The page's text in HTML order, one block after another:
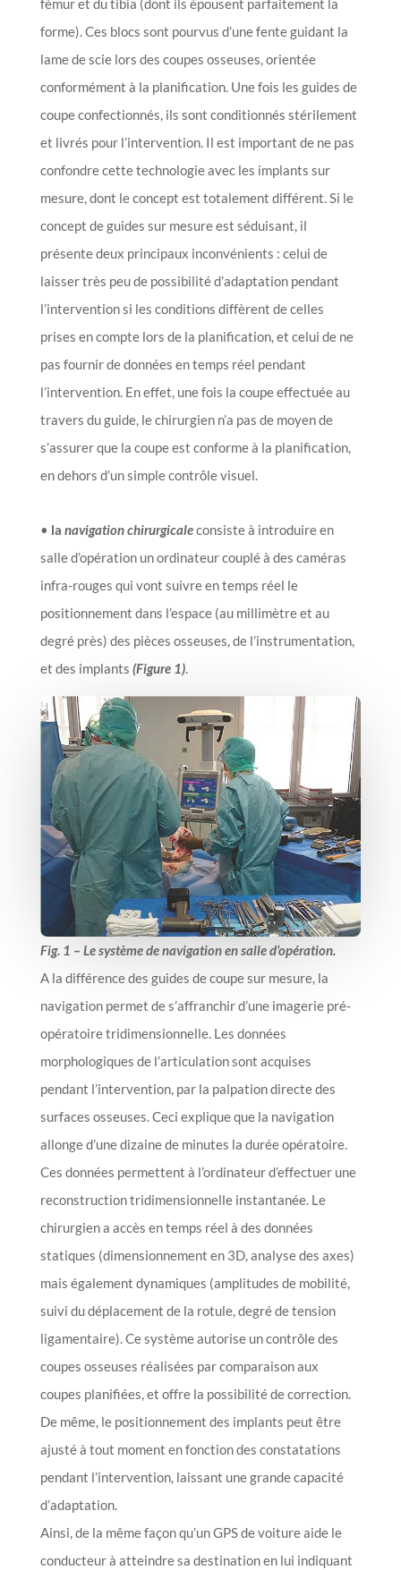
fémur et du tibia (dont ils épousent parfaitement la
forme). Ces blocs sont pourvus d’une fente guidant la
lame de scie lors des coupes osseuses, orientée
conformément à la planification. Une fois les guides de
coupe confectionnés, ils sont conditionnés stérilement
et livrés pour l’intervention. Il est important de ne pas
confondre cette technologie avec les implants sur
mesure, dont le concept est totalement différent. Si le
concept de guides sur mesure est séduisant, il
présente deux principaux inconvénients : celui de
laisser très peu de possibilité d’adaptation pendant
l’intervention si les conditions diffèrent de celles
prises en compte lors de la planification, et celui de ne
pas fournir de données en temps réel pendant
l’intervention. En effet, une fois la coupe effectuée au
travers du guide, le chirurgien n’a pas de moyen de
s’assurer que la coupe est conforme à la planification,
en dehors d’un simple contrôle visuel.
• la navigation chirurgicaleconsiste à introduire en
salle d’opération un ordinateur couplé à des caméras
infra-rouges qui vont suivre en temps réel le
positionnement dans l’espace (au millimètre et au
degré près) des pièces osseuses, de l’instrumentation,
et des implants (Figure 1).
Fig. 1 – Le système de navigation en salle d’opération.
A la différence des guides de coupe sur mesure, la
navigation permet de s’affranchir d’une imagerie pré-
opératoire tridimensionnelle. Les données
morphologiques de l’articulation sont acquises
pendant l’intervention, par la palpation directe des
surfaces osseuses. Ceci explique que la navigation
allonge d’une dizaine de minutes la durée opératoire.
Ces données permettent à l’ordinateur d’effectuer une
reconstruction tridimensionnelle instantanée. Le
chirurgien a accès en temps réel à des données
statiques (dimensionnement en 3D, analyse des axes)
mais également dynamiques (amplitudes de mobilité,
suivi du déplacement de la rotule, degré de tension
ligamentaire). Ce système autorise un contrôle des
coupes osseuses réalisées par comparaison aux
coupes planifiées, et offre la possibilité de correction.
De même, le positionnement des implants peut être
ajusté à tout moment en fonction des constatations
pendant l’intervention, laissant une grande capacité
d’adaptation.
Ainsi, de la même façon qu’un GPS de voiture aide le
conducteur à atteindre sa destination en lui indiquant